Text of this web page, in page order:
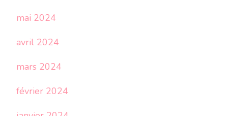
mai 2024
avril 2024
mars 2024
février 2024